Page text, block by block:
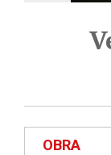
OBRA